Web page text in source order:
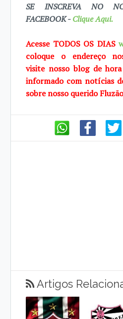
SE INSCREVA NO
FACEBOOK -Clique Aqui.
Acesse TODOS OS DIAS
coloque o endereço
visite nosso blog de
informado com notícias
sobrenosso querido
Artigos